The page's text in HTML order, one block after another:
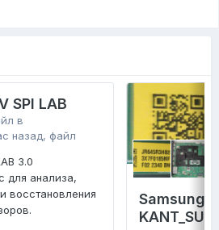
SPI LAB
в
назад, файл
3.0
для анализа,
восстановления
Samsung